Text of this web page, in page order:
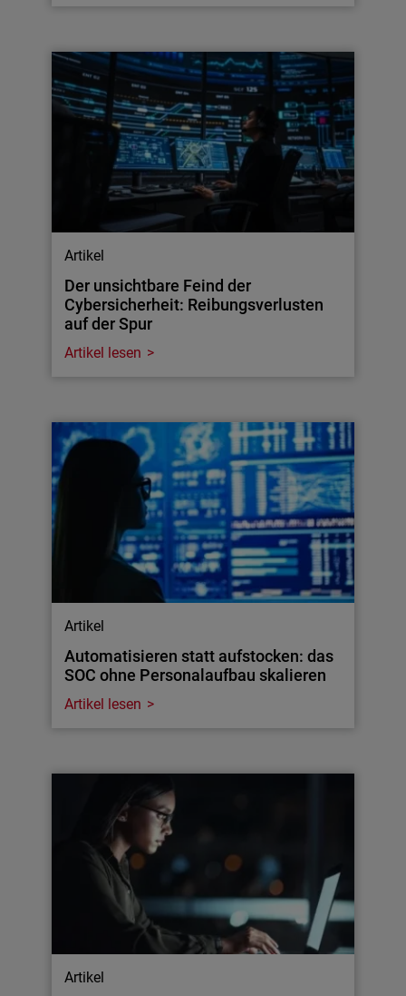
Artikel
Der unsichtbare Feind der
Cybersicherheit: Reibungsverlusten
auf der Spur
Artikel lesen
Artikel
Automatisieren statt aufstocken: das
SOC ohne Personalaufbau skalieren
Artikel lesen
Artikel